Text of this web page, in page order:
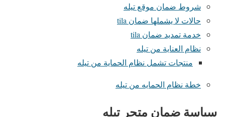
شروط ضمان موقع تيله
حالات لا يشملها ضمان tila
خدمة تمديد ضمان tila
نظام العناية من تيله
منتجات تشمل نظام الحماية من تيله
خطة نظام الحمايه من تيله
سياسة ضمان متجر تيله